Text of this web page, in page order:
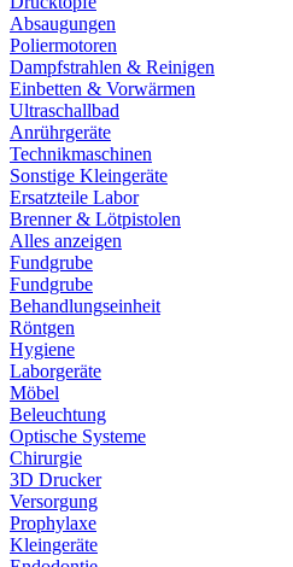
Absaugungen
Poliermotoren
Dampfstrahlen & Reinigen
Einbetten & Vorwärmen
Ultraschallbad
Anrührgeräte
Technikmaschinen
Sonstige Kleingeräte
Ersatzteile Labor
Brenner & Lötpistolen
Alles anzeigen
Fundgrube
Fundgrube
Behandlungseinheit
Röntgen
Hygiene
Laborgeräte
Möbel
Beleuchtung
Optische Systeme
Chirurgie
3D Drucker
Versorgung
Prophylaxe
Kleingeräte